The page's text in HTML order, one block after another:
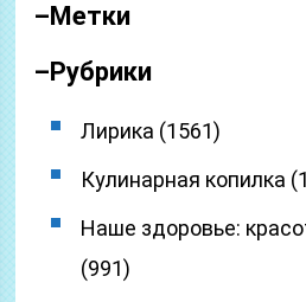
–Метки
–Рубрики
Лирика (1561)
Кулинарная копилка
Наше здоровье:
(991)